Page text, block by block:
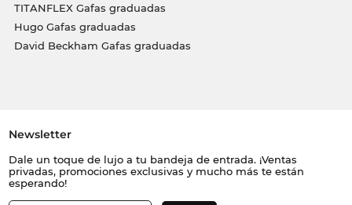
TITANFLEX Gafas graduadas
Hugo Gafas graduadas
David Beckham Gafas graduadas
Newsletter
Dale un toque de lujo a tu bandeja de entrada. ¡Ventas
privadas, promociones exclusivas y mucho más te están
esperando!